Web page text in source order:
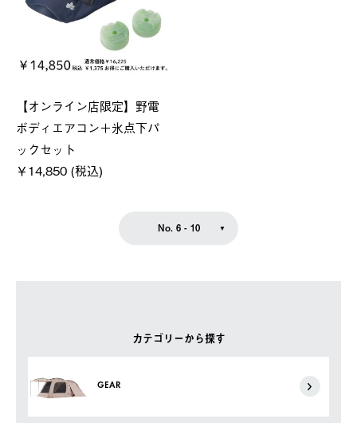
カテゴリーから探す
GEAR
【オンライン店限定】野電
ボディエアコン＋氷点下パ
ックセット
￥14,850 (税込)
No. 6 - 10